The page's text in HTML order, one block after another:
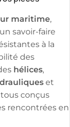
maritime,
savoir-faire
à la
des
hélices,
et
tous conçus
rencontrées en